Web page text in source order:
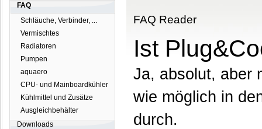
FAQ
Schläuche, Verbinder, ...
Vermischtes
Radiatoren
Pumpen
aquaero
CPU- und Mainboardkühler
Kühlmittel und Zusätze
Ausgleichbehälter
Downloads
FAQ Reader
Ist
Ja, absolut, aber
wie möglich in
durch.